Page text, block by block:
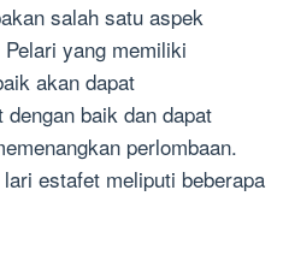
salah satu aspek
yang memiliki
akan dapat
baik dan dapat
perlombaan.
estafet meliputi beberapa